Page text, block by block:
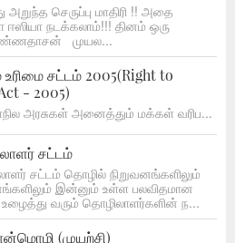
அறுந்த செருப்பு மாதிரி !! அதை
ஈஸியா நடக்கலாம்!!! தினம் ஒரு
முயல...
சட்டம் 2005(Right to
- 2005)
அரசுகள் அனைத்தும் மக்கள் வரிப...
சட்டம்
சட்டம் தொழில் நிறுவனங்களிலும்
இன்னும் உள்ள பலவிதமான
உழைத்து வரும் தொழிலாளர்களின் ந...
(முயற்சி)